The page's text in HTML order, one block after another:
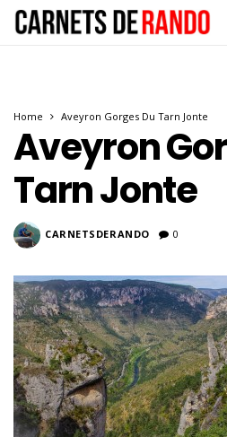
Home Aveyron Gorges Du Tarn Jonte
Aveyron
Tarn Jonte
CARNETSDERANDO 0